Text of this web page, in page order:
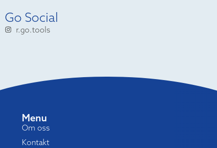
Go Social
r.go.tools
Menu
Om oss
Kontakt